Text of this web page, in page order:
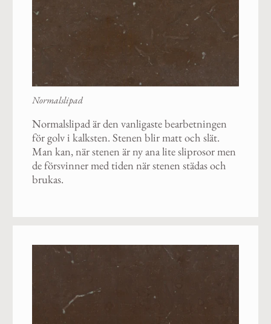
Normalslipad
Normalslipad är den vanligaste bearbetningen
för golv i kalksten. Stenen blir matt och slät.
Man kan, när stenen är ny ana lite sliprosor men
de försvinner med tiden när stenen städas och
brukas.